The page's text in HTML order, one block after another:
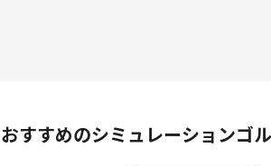
すすめのシミュレーションゴ